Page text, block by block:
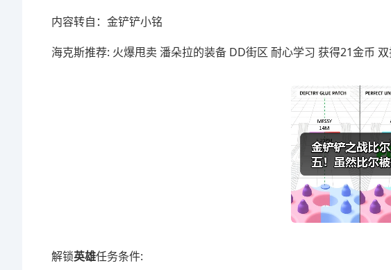
内容转自：金铲铲小铭
海克斯推荐: 火爆甩卖 潘朵拉的装备 DD街区 耐心学习 获得21金币
解锁英雄任务条件: